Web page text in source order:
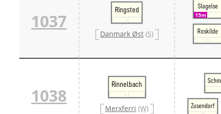
1037
Ringsted
Danmark Øst (S)
Slagelse
15m
Roskilde
1038
Rinnelbach
Merxferri (W) Zusendorf